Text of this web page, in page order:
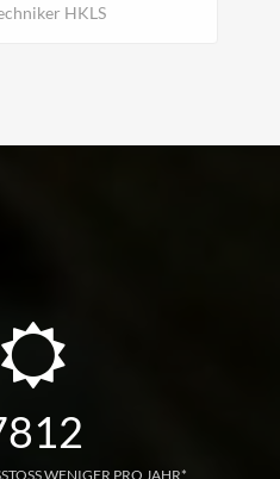
HKLS
WENIGER PRO JAHR*